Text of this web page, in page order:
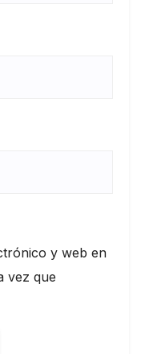
y web en
vez que